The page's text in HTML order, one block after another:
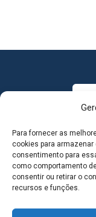
Para fornecer as
cookies para
consentimento para
como comportamento
consentir ou retirar o
recursos e funções.
MAPA DO SITE